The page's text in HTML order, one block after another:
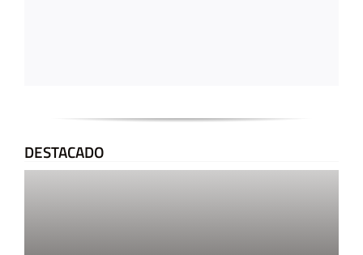
DESTACADO